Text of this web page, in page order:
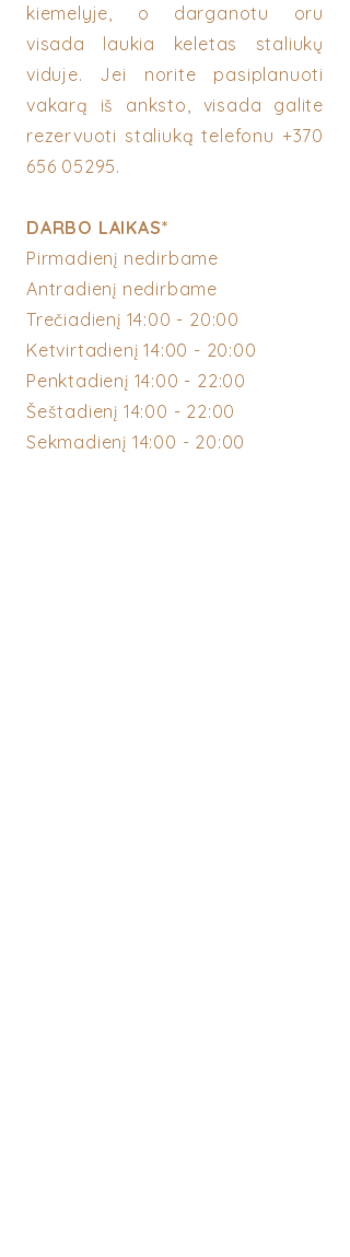
kiemelyje, o darganotu oru
visada laukia keletas staliukų
viduje. Jei norite pasiplanuoti
vakarą iš anksto, visada galite
rezervuoti staliuką telefonu +370
656 05295.
DARBO LAIKAS*
Pirmadienį nedirbame
Antradienį nedirbame
Trečiadienį 14:00 - 20:00
Ketvirtadienį 14:00 - 20:00
Penktadienį 14:00 - 22:00
Šeštadienį 14:00 - 22:00
Sekmadienį 14:00 - 20:00